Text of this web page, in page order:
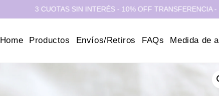
3 CUOTAS SIN INTERÉS - 10% OFF TRANSFERENCIA - 15% OFF
Home Productos Envíos/Retiros FAQs Medida de